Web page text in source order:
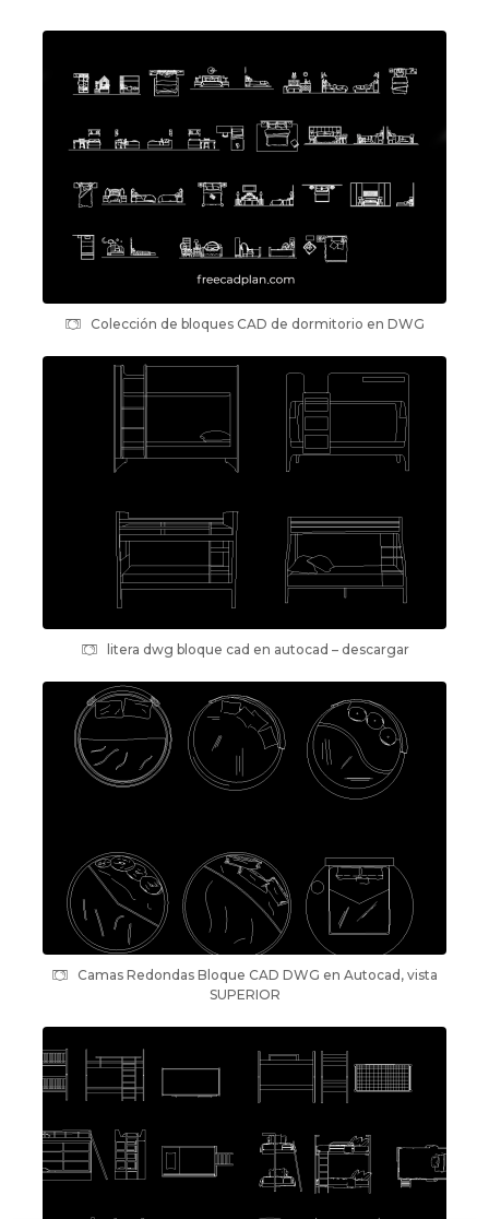
Colección de bloques CAD de dormitorio en DWG
litera dwg bloque cad en autocad – descargar
Camas Redondas Bloque CAD DWG en Autocad, vista
SUPERIOR